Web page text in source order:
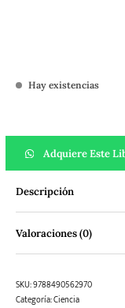
Hay existencias
Adquiere Este
Descripción
Valoraciones (0)
SKU:9788490562970
Categoría:Ciencia